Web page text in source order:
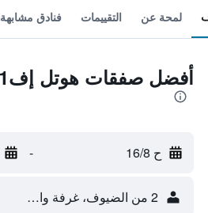
لمحة عن التقييمات فنادق مشابهة
أفضل صفقات هوتل إف1 بيربيجنان سود
ح 16/8 -
2 من الضيوف، غرفة واحدة